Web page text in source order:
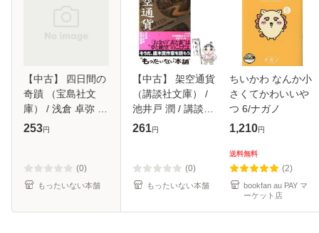
【中古】 四日間の
奇蹟 （宝島社文
庫） / 浅倉 卓弥 /
宝島社 [文庫]【メ
253円
(0)
もったいない本舗
【中古】 架空通貨
（講談社文庫） /
池井戸 潤 / 講談社
[文庫]【メール便送
261円
(0)
もったいない本舗
ちいかわ なんか小
さくてかわいいや
つ 6/ナガノ
1,210円
送料無料
(2)
bookfan au PAY マ
ーケット店